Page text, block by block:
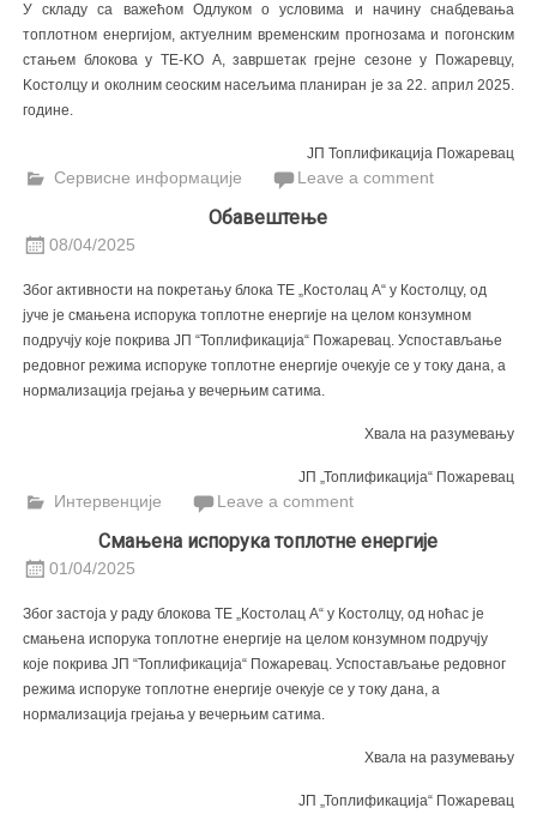
У складу са важећом Одлуком о условима и начину снабдевања
топлотном енергијом, актуелним временским прогнозама и погонским
стањем блокова у ТЕ-KО А, завршетак грејне сезоне у Пожаревцу,
Kостолцу и околним сеоским насељима планиран је за 22. април 2025.
године.
ЈП Топлификација Пожаревац
Сервисне информације Leave a comment
Обавештење
08/04/2025
Због активности на покретању блока ТЕ „Костолац А“ у Костолцу, од
јуче је смањена испорука топлотне енергије на целом конзумном
подручју које покрива ЈП “Топлификација“ Пожаревац. Успостављање
редовног режима испоруке топлотне енергије очекује се у току дана, а
нормализација грејања у вечерњим сатима.
Хвала на разумевању
ЈП „Топлификација“ Пожаревац
Интервенције Leave a comment
Смањена испорукa топлотне енергије
01/04/2025
Због застоја у раду блокова ТЕ „Костолац А“ у Костолцу, од ноћас је
смањена испорука топлотне енергије на целом конзумном подручју
које покрива ЈП “Топлификација“ Пожаревац. Успостављање редовног
режима испоруке топлотне енергије очекује се у току дана, а
нормализација грејања у вечерњим сатима.
Хвала на разумевању
ЈП „Топлификација“ Пожаревац